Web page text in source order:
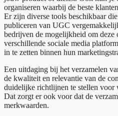
organiseren waarbij de beste
Er zijn diverse tools beschikbaar
publiceren van UGC
bedrijven de mogelijkheid om deze
verschillende sociale media
in te zetten binnen hun
Een uitdaging bij het verzamelen
de kwaliteit en relevantie van de
duidelijke richtlijnen te stellen voor
Dat zorgt er ook voor dat de
merkwaarden.